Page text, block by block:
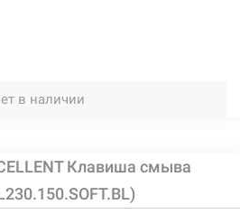
в наличии
Клавиша смыва